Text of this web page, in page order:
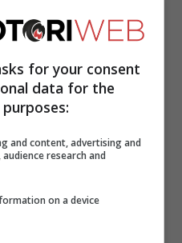
pista si è asciugata
Hamilton -.Il
Non so
devo parlare con
e, visto che
potenziali,
nella prossima
for your consent
data for the
and content, advertising and
research and
on a device